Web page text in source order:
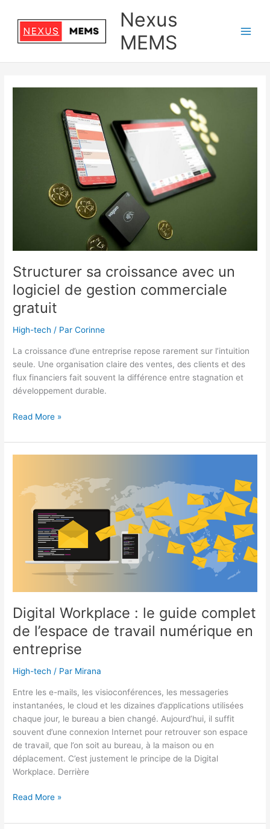
contenu
Nexus
MEMS
Structurer sa croissance avec un
logiciel de gestion commerciale
gratuit
High-tech / ParCorinne
La croissance d’une entreprise repose rarement sur l’intuition
seule. Une organisation claire des ventes, des clients et des
flux financiers fait souvent la différence entre stagnation et
développement durable.
Structurer
croissance
avec
de
gestion
commerciale
Read More »
Digital Workplace : le guide complet
de l’espace de travail numérique en
entreprise
High-tech / Par Mirana
Entre les e-mails, les visioconférences, les messageries
instantanées, le cloud et les dizaines d’applications utilisées
chaque jour, le bureau a bien changé. Aujourd’hui, il suffit
souvent d’une connexion Internet pour retrouver son espace
de travail, que l’on soit au bureau, à la maison ou en
déplacement. C’est justement le principe de la Digital
Workplace. Derrière
Digital
:
Read More »